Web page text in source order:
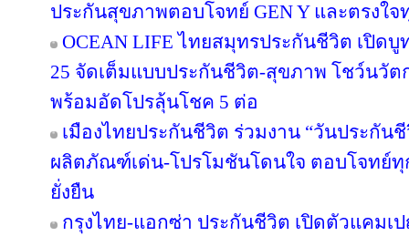
ประกันสุขภาพตอบโจทย์ GEN Y และตรงใจ
OCEAN LIFE ไทยสมุทรประกันชีวิต เปิด
25 จัดเต็มแบบประกันชีวิต-สุขภาพ โชว์นวั
พร้อมอัดโปรลุ้นโชค 5 ต่อ
เมืองไทยประกันชีวิต ร่วมงาน “วันประกัน
ผลิตภัณฑ์เด่น-โปรโมชันโดนใจ ตอบโจทย์
ยั่งยืน
กรุงไทย-แอกซ่า ประกันชีวิต เปิดตัวแคมเป